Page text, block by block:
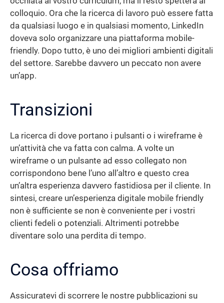
colloquio. Ora che la ricerca di lavoro può essere fatta
da qualsiasi luogo e in qualsiasi momento, LinkedIn
doveva solo organizzare una piattaforma mobile-
friendly. Dopo tutto, è uno dei migliori ambienti digitali
del settore. Sarebbe davvero un peccato non avere
un’app.
Transizioni
La ricerca di dove portano i pulsanti o i wireframe è
un’attività che va fatta con calma. A volte un
wireframe o un pulsante ad esso collegato non
corrispondono bene l’uno all’altro e questo crea
un’altra esperienza davvero fastidiosa per il cliente. In
sintesi, creare un’esperienza digitale mobile friendly
non è sufficiente se non è conveniente per i vostri
clienti fedeli o potenziali. Altrimenti potrebbe
diventare solo una perdita di tempo.
Cosa offriamo
Assicuratevi di scorrere le nostre pubblicazioni su